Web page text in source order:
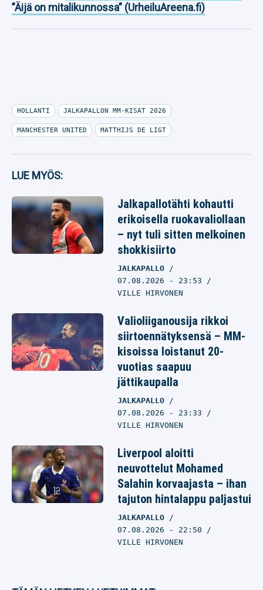
”Äijä on mitalikunnossa” (UrheiluAreena.fi)
HOLLANTI JALKAPALLON MM-KISAT 2026
MANCHESTER UNITED MATTHIJS DE LIGT
LUE MYÖS:
Jalkapallotähti kohautti
erikoisella ruokavaliollaan
– nyt tuli sitten melkoinen
shokkisiirto
JALKAPALLO
07.08.2026 - 23:53
VILLE HIRVONEN
Valioliiganousija rikkoi
siirtoennätyksensä – MM-
kisoissa loistanut 20-
vuotias saapuu
jättikaupalla
JALKAPALLO
07.08.2026 - 23:33
VILLE HIRVONEN
Liverpool aloitti
neuvottelut Mohamed
Salahin korvaajasta – ihan
tajuton hintalappu paljastui
JALKAPALLO
07.08.2026 - 22:50
VILLE HIRVONEN